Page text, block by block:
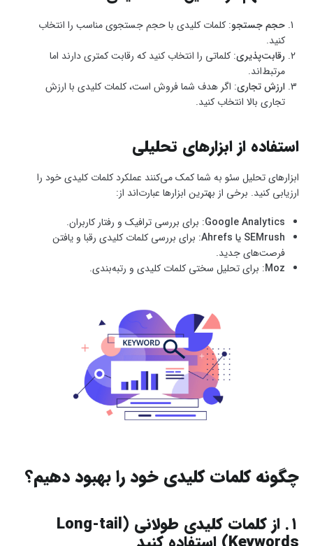
حجم جستجو: کلمات کلیدی با حجم جستجوی مناسب را انتخاب
کنید.
رقابت‌پذیری: کلماتی را انتخاب کنید که رقابت کمتری دارند اما
مرتبط‌اند.
ارزش تجاری: اگر هدف شما فروش است، کلمات کلیدی با ارزش
تجاری بالا انتخاب کنید.
استفاده از ابزارهای تحلیلی
ابزارهای تحلیل سئو به شما کمک می‌کنند عملکرد کلمات کلیدی خود را
ارزیابی کنید. برخی از بهترین ابزارها عبارت‌اند از:
Google Analytics: برای بررسی ترافیک و رفتار کاربران.
SEMrush یا Ahrefs
: برای بررسی کلمات کلیدی رقبا و یافتن
فرصت‌های جدید.
Moz: برای تحلیل سختی کلمات کلیدی و رتبه‌بندی.
چگونه کلمات کلیدی خود را بهبود دهیم؟
۱. از کلمات کلیدی طولانی (Long-tail